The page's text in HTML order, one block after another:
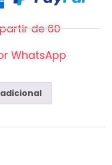
de 60
WhatsApp